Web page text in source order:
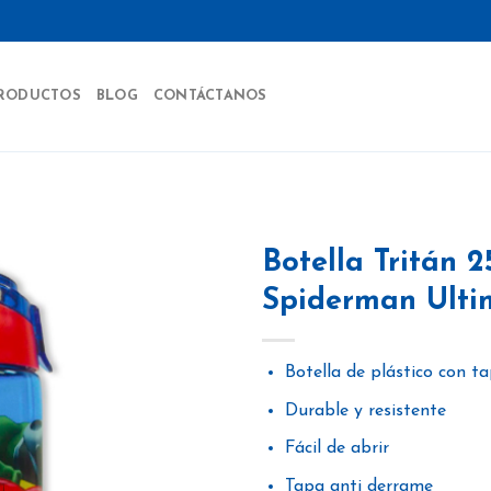
BLOG CONTÁCTANOS
Botella Tritán
Spiderman
Botella de plástico con
Durable y resistente
Fácil de abrir
Tapa anti derrame